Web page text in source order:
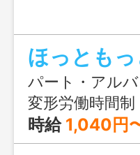
パート・アルバ
変形労働時間制（シフト
時給 1,040円